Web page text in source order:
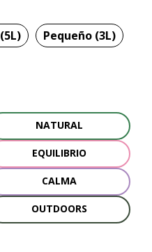
Pequeño (3L)
NATURAL
EQUILIBRIO
CALMA
OUTDOORS